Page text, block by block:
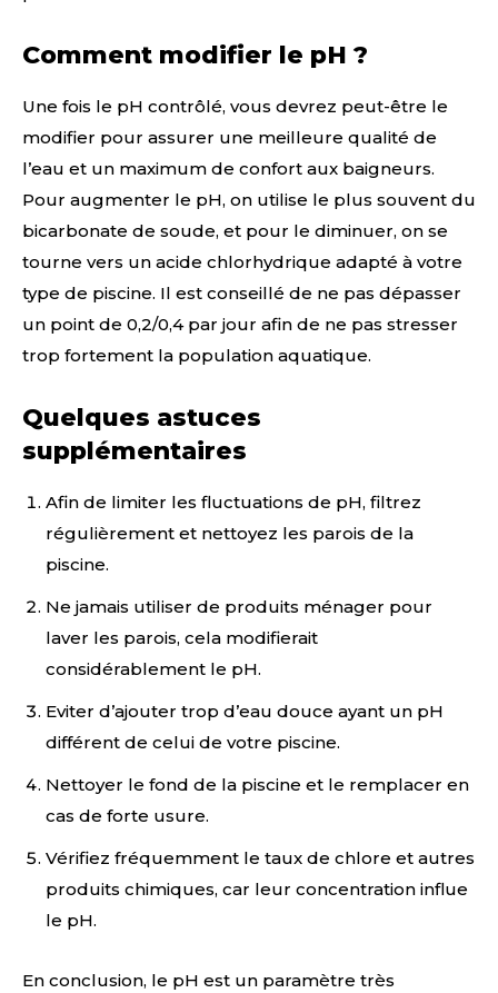
Comment modifier le pH ?
Une fois le pH contrôlé, vous devrez peut-être le
modifier pour assurer une meilleure qualité de
l’eau et un maximum de confort aux baigneurs.
Pour augmenter le pH, on utilise le plus souvent du
bicarbonate de soude, et pour le diminuer, on se
tourne vers un acide chlorhydrique adapté à votre
type de piscine. Il est conseillé de ne pas dépasser
un point de 0,2/0,4 par jour afin de ne pas stresser
trop fortement la population aquatique.
Quelques astuces
supplémentaires
Afin de limiter les fluctuations de pH, filtrez
régulièrement et nettoyez les parois de la
piscine.
Ne jamais utiliser de produits ménager pour
laver les parois, cela modifierait
considérablement le pH.
Eviter d’ajouter trop d’eau douce ayant un pH
différent de celui de votre piscine.
Nettoyer le fond de la piscine et le remplacer en
cas de forte usure.
Vérifiez fréquemment le taux de chlore et autres
produits chimiques, car leur concentration influe
le pH.
En conclusion, le pH est un paramètre très